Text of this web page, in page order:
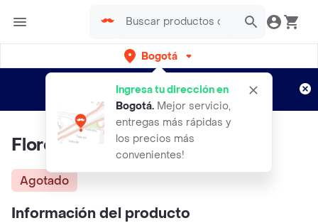
Bogotá
Ingresa tu dirección en
Bogotá. Mejor servicio,
entregas más rápidas y
los precios más
convenientes!
envíos gratis por semanas
Aplican TyC
Flores Girasoles Amor Para Ti
Agotado
Información del producto